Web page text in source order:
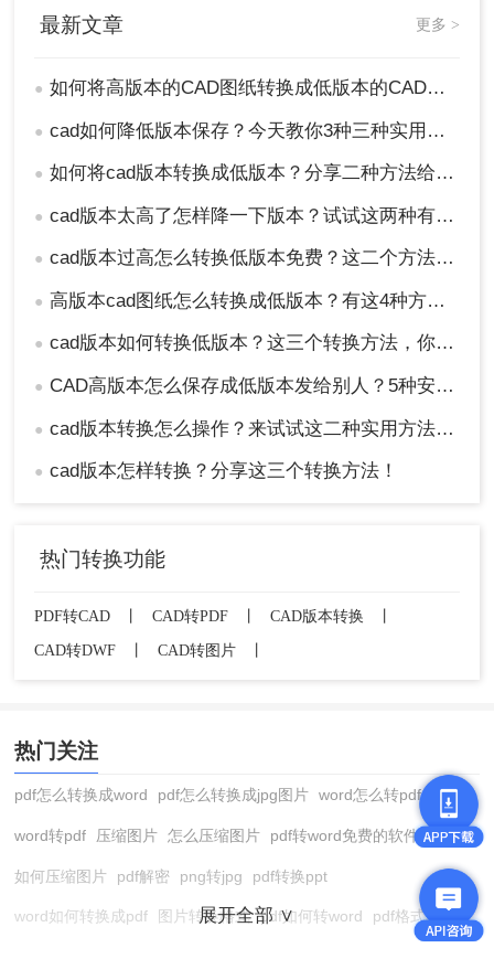
最新文章 更多 >
● 如何将高版本的CAD图纸转换成低版本的CAD图纸？3种实用方法对比！
● cad如何降低版本保存？今天教你3种三种实用方法对比！
● 如何将cad版本转换成低版本？分享二种方法给你！3秒实现~！
● cad版本太高了怎样降一下版本？试试这两种有效的方法！
● cad版本过高怎么转换低版本免费？这二个方法了解一下！
● 高版本cad图纸怎么转换成低版本？有这4种方法可以快速转换！
● cad版本如何转换低版本？这三个转换方法，你一定要学会！
● CAD高版本怎么保存成低版本发给别人？5种安全有效方法实测！
● cad版本转换怎么操作？来试试这二种实用方法吧！
● cad版本怎样转换？分享这三个转换方法！
热门转换功能
PDF转CAD 丨 CAD转PDF 丨 CAD版本转换
丨
CAD转DWF
丨 CAD转图片 丨
热门关注
pdf怎么转换成word pdf怎么转换成jpg图片 word怎么转pdf
word转pdf 压缩图片 怎么压缩图片 pdf转word免费的软件
如何压缩图片 pdf解密 png转jpg pdf转换ppt
word如何转换成pdf 图片转换格式 pdf如何转word pdf格式转换
展开全部 ∨